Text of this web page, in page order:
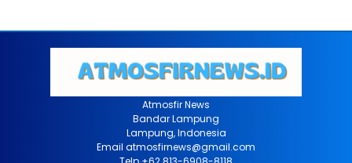
Atmosfir News
Bandar Lampung
Lampung, Indonesia
Email atmosfirnews@gmail.com